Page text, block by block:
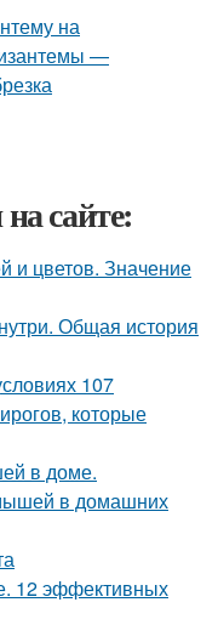
сайте:
и цветов. Значение
Общая история
107
которые
в доме.
в домашних
12 эффективных